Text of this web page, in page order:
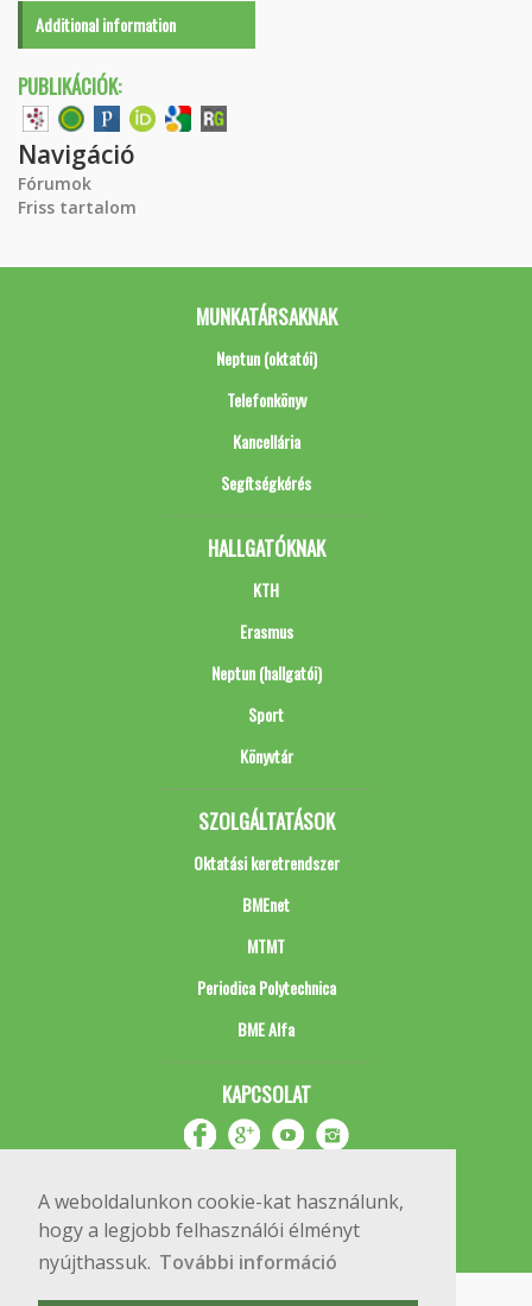
A weboldalunkon cookie-kat használunk,
hogy a legjobb felhasználói élményt
nyújthassuk. További információ
Additional information
PUBLIKÁCIÓK:
Navigáció
Fórumok
Friss tartalom
MUNKATÁRSAKNAK
Neptun (oktatói)
Telefonkönyv
Kancellária
Segítségkérés
HALLGATÓKNAK
KTH
Erasmus
Neptun (hallgatói)
Sport
Könyvtár
SZOLGÁLTATÁSOK
Oktatási keretrendszer
BMEnet
MTMT
Periodica Polytechnica
BME Alfa
KAPCSOLAT